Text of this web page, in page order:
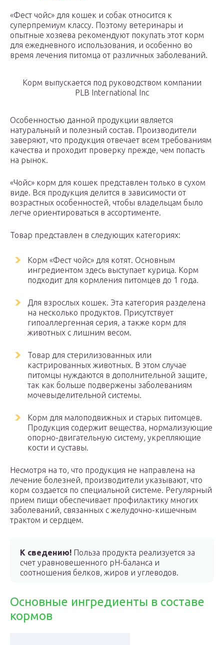
«Фест чойс» для кошек и собак относится к
суперпремиум классу. Поэтому ветеринары и
опытные хозяева рекомендуют покупать этот корм
для ежедневного использования, и особенно во
время лечения питомца от различных заболеваний.
Корм выпускается под руководством компании
PLB International Inc
Особенностью данной продукции является
натуральный и полезный состав. Производители
заверяют, что продукция отвечает всем требованиям
качества и проходит проверку прежде, чем попасть
на рынок.
«Чойс» корм для кошек представлен только в сухом
виде. Вся продукция делится в зависимости от
возрастных особенностей, чтобы владельцам было
легче ориентироваться в ассортименте.
Товар представлен в следующих категориях:
Корм «Фест чойс» для котят. Основным
ингредиентом здесь выступает курица. Корм
подходит для кормления питомцев до 1 года.
Для взрослых кошек. Эта категория разделена
на несколько продуктов. Присутствует
гипоаллергенная серия, а также корм для
животных с лишним весом.
Товар для стерилизованных или
кастрированных животных. В этом случае
питомцы нуждаются в дополнительной защите,
так как больше подвержены заболеваниям
мочевыделительной системы.
Корм для малоподвижных и старых питомцев.
Продукция содержит вещества, нормализующие
опорно-двигательную систему, укрепляющие
кости и суставы.
Несмотря на то, что продукция не направлена на
лечение болезней, производители указывают, что
корм создается по специальной системе. Регулярный
прием пищи обеспечивает профилактику многих
заболеваний, связанных с желудочно-кишечным
трактом и сердцем.
К сведению! Польза продукта реализуется за
счет уравновешенного рН-баланса и
соотношения белков, жиров и углеводов.
Основные ингредиенты в составе
кормов